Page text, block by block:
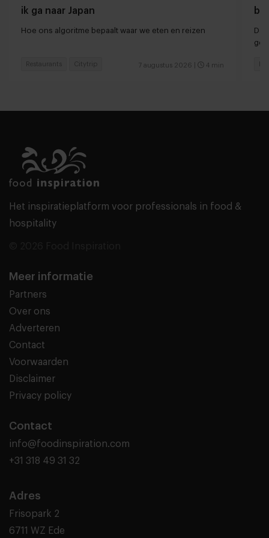
ik ga naar Japan
Hoe ons algoritme bepaalt waar we eten en reizen
7 augustus 2026 4 min
Restaurants Citytrip
Het inspiratieplatform voor professionals in food &
hospitality
Meer informatie
Partners
Over ons
Adverteren
Contact
Voorwaarden
Disclaimer
Privacy policy
Contact
info@foodinspiration.com
+31 318 49 31 32
Adres
Frisopark 2
6711 WZ Ede